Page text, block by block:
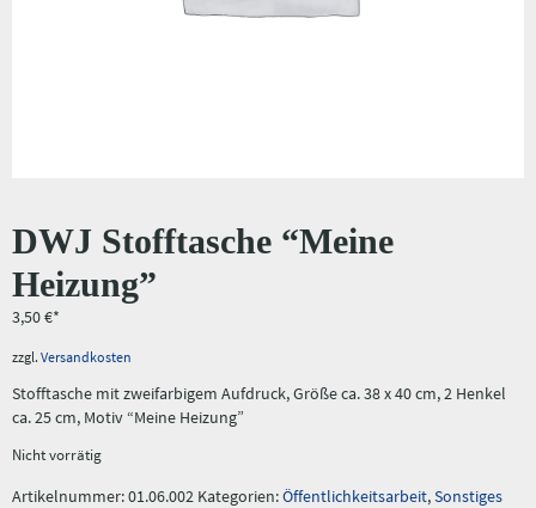
DWJ Stofftasche “Meine
Heizung”
3,50€
zzgl. Versandkosten
Stofftasche mit zweifarbigem Aufdruck, Größe ca. 38 x 40 cm, 2 Henkel
ca. 25 cm, Motiv “Meine Heizung”
Nicht vorrätig
Artikelnummer:01.06.002 Kategorien:Öffentlichkeitsarbeit,Sonstiges